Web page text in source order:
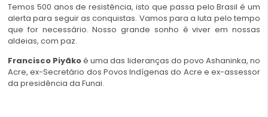
Temos 500 anos de resistência, isto que passa pelo Brasil é um
alerta para seguir as conquistas. Vamos para a luta pelo tempo
que for necessário. Nosso grande sonho é viver em nossas
aldeias, com paz.
Francisco Piyãkoé uma das lideranças do povo Ashaninka, no
Acre, ex-Secretário dos Povos Indígenas do Acre e ex-assessor
da presidência da Funai.